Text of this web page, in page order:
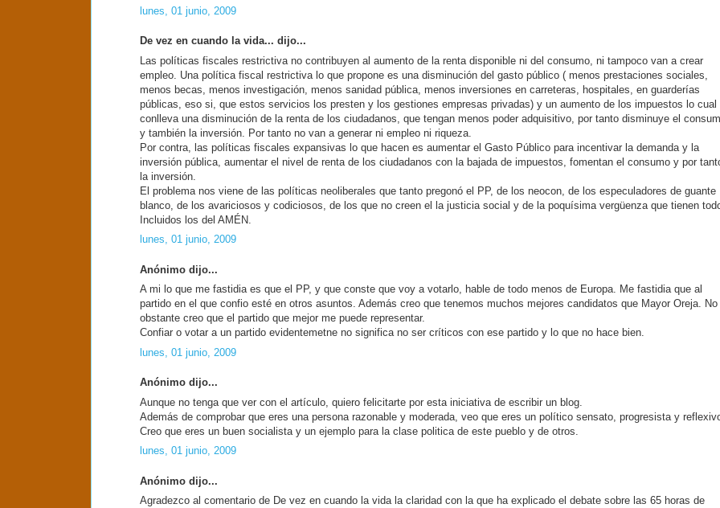
lunes, 01 junio, 2009
De vez en cuando la vida... dijo...
Las políticas fiscales restrictiva no contribuyen al aumento de la renta disponible ni del consumo, ni tampoco van a crear
empleo. Una política fiscal restrictiva lo que propone es una disminución del gasto público ( menos prestaciones sociales,
menos becas, menos investigación, menos sanidad pública, menos inversiones en carreteras, hospitales, en guarderías
públicas, eso si, que estos servicios los presten y los gestiones empresas privadas) y un aumento de los impuestos lo cual
conlleva una disminución de la renta de los ciudadanos, que tengan menos poder adquisitivo, por tanto disminuye el
y también la inversión. Por tanto no van a generar ni empleo ni riqueza.
Por contra, las políticas fiscales expansivas lo que hacen es aumentar el Gasto Público para incentivar la demanda y la
inversión pública, aumentar el nivel de renta de los ciudadanos con la bajada de impuestos, fomentan el consumo y por
la inversión.
El problema nos viene de las políticas neoliberales que tanto pregonó el PP, de los neocon, de los especuladores de guante
blanco, de los avariciosos y codiciosos, de los que no creen el la justicia social y de la poquísima vergüenza que tienen
Incluidos los del AMÉN.
lunes, 01 junio, 2009
Anónimo dijo...
A mi lo que me fastidia es que el PP, y que conste que voy a votarlo, hable de todo menos de Europa. Me fastidia que al
partido en el que confio esté en otros asuntos. Además creo que tenemos muchos mejores candidatos que Mayor Oreja. No
obstante creo que el partido que mejor me puede representar.
Confiar o votar a un partido evidentemetne no significa no ser críticos con ese partido y lo que no hace bien.
lunes, 01 junio, 2009
Anónimo dijo...
Aunque no tenga que ver con el artículo, quiero felicitarte por esta iniciativa de escribir un blog.
Además de comprobar que eres una persona razonable y moderada, veo que eres un político sensato, progresista y
Creo que eres un buen socialista y un ejemplo para la clase politica de este pueblo y de otros.
lunes, 01 junio, 2009
Anónimo dijo...
Agradezco al comentario de De vez en cuando la vida la claridad con la que ha explicado el debate sobre las 65 horas de